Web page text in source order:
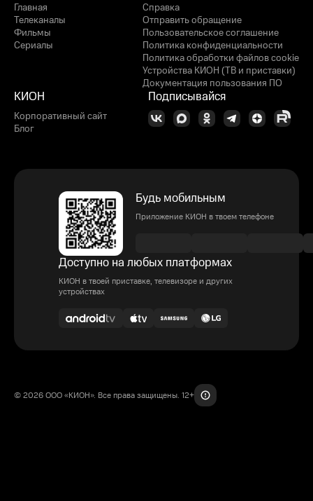
Главная
Телеканалы
Фильмы
Сериалы
Справка
Отправить обращение
Пользовательское соглашение
Политика конфиденциальности
Политика обработки файлов cookie
Устройства КИОН (ТВ и приставки)
Документация пользования ПО
КИОН
Корпоративный сайт
Блог
Подписывайся
Будь мобильным
Приложение КИОН в твоем телефоне
Доступно на любых платформах
КИОН в твоей приставке, телевизоре и других
устройствах
© 2026 ООО «КИОН». Все права защищены. 12+